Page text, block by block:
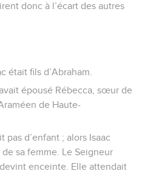
donc à l’écart des autres
était fils d’Abraham.
épousé Rébecca, sœur de
de Haute-
pas d’enfant ; alors Isaac
sa femme. Le Seigneur
enceinte. Elle attendait